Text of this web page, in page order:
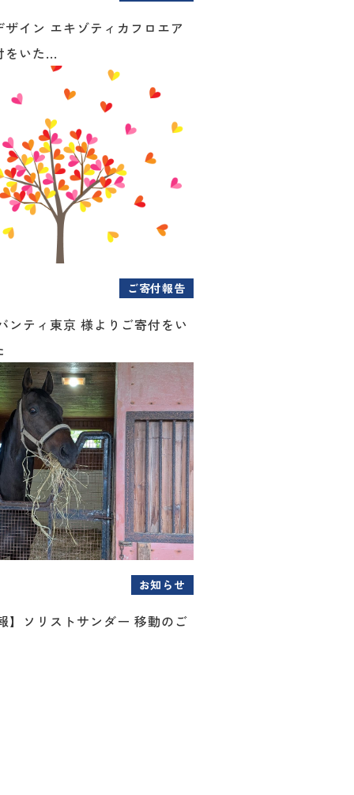
ザイン エキゾティカフロエア
をいた...
ご寄付報告
ンティ東京 様よりご寄付をい
お知らせ
】ソリストサンダー 移動のご